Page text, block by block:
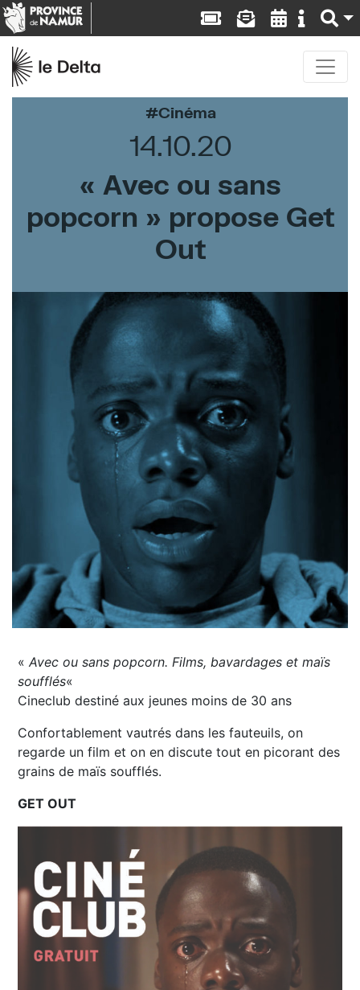
Cinéma
14.10.20
« Avec ou sans
popcorn » propose Get
Out
«Avec ou sans popcorn. Films, bavardages et maïs
soufflés«
Cineclub destiné aux jeunes moins de 30 ans
Confortablement vautrés dans les fauteuils, on
regarde un film et on en discute tout en picorant des
grains de maïs soufflés.
GET OUT